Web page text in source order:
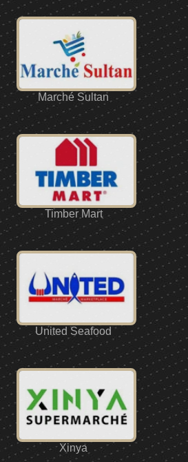
Marché Sultan
Timber Mart
United Seafood
Xinya